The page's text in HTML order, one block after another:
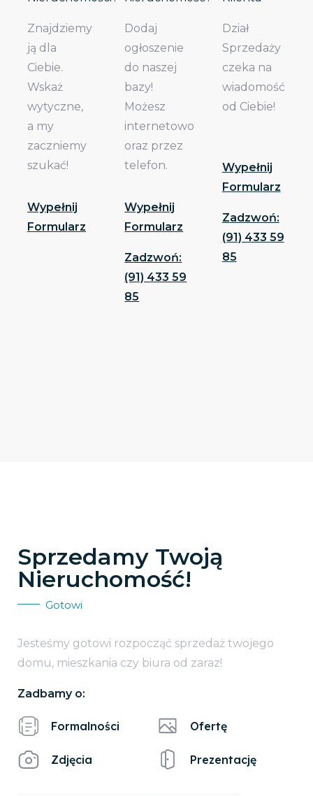
Znajdziemy
ją dla
Ciebie.
Wskaż
wytyczne,
a my
zaczniemy
szukać!
Wypełnij
Formularz
Dodaj
ogłoszenie
do naszej
bazy!
Możesz
internetowo
oraz przez
telefon.
Wypełnij
Formularz
Zadzwoń:
(91) 433 59
85
Dział
Sprzedaży
czeka na
wiadomość
od Ciebie!
Wypełnij
Formularz
Zadzwoń:
(91) 433 59
85
Sprzedamy Twoją
Nieruchomość!
Gotowi
Jesteśmy gotowi rozpocząć sprzedaż twojego
domu, mieszkania czy biura od zaraz!
Zadbamy o:
Formalności
Zdjęcia
Ofertę
Prezentację